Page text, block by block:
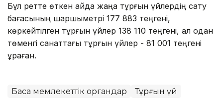
Бұл ретте өткен айда жаңа тұрғын үйлердің сату
бағасының шаршыметрі 177 883 теңгені,
көркейтілген тұрғын үйлер 138 110 теңгені, ал одан
төменгі санаттағы тұрғын үйлер - 81 001 теңгені
құраған.
Басқа мемлекеттік органдар Тұрғын үй